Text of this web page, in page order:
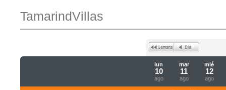
TamarindVillas
lun
10
ago
mar
11
ago
mié
12
ago